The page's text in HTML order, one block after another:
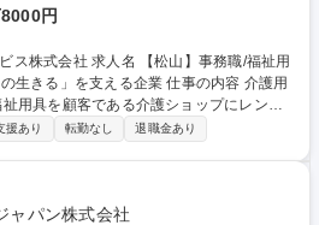
円
松山】事務職/福祉用
支える企業 仕事の内容 介護用
用具を顧客である介護ショップにレンタ
に担当いただきます。営業のサポート業務
め、事務作業だけでなく、人と接するこ
に間接的に関与していけることがやりがい
援あり 転勤なし 退職金あり
ャパン株式会社